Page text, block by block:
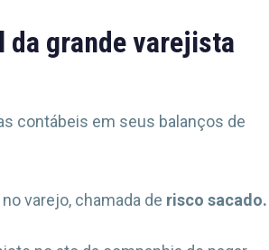
da grande varejista
contábeis em seus balanços de
varejo, chamada de risco sacado.